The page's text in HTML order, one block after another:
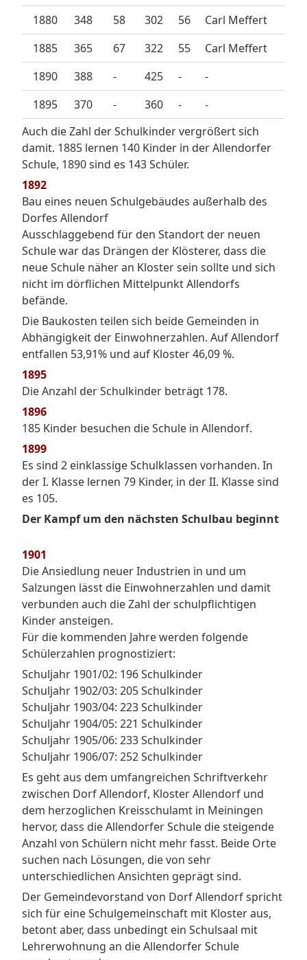
1880
348 58 302 56
Carl Meffert
1885
365 67 322 55
Carl Meffert
1890
388 - 425 -
-
1895
370 - 360 -
-
Auch die Zahl der Schulkinder vergrößert sich
damit. 1885 lernen 140 Kinder in der Allendorfer
Schule, 1890 sind es 143 Schüler.
1892
Bau eines neuen Schulgebäudes außerhalb des
Dorfes Allendorf
Ausschlaggebend für den Standort der neuen
Schule war das Drängen der Klösterer, dass die
neue Schule näher an Kloster sein sollte und sich
nicht im dörflichen Mittelpunkt Allendorfs
befände.
Die Baukosten teilen sich beide Gemeinden in
Abhängigkeit der Einwohnerzahlen. Auf Allendorf
entfallen 53,91% und auf Kloster 46,09 %.
1895
Die Anzahl der Schulkinder beträgt 178.
1896
185 Kinder besuchen die Schule in Allendorf.
1899
Es sind 2 einklassige Schulklassen vorhanden. In
der I. Klasse lernen 79 Kinder, in der II. Klasse sind
es 105.
Der Kampf um den nächsten Schulbau beginnt
1901
Die Ansiedlung neuer Industrien in und um
Salzungen lässt die Einwohnerzahlen und damit
verbunden auch die Zahl der schulpflichtigen
Kinder ansteigen.
Für die kommenden Jahre werden folgende
Schülerzahlen prognostiziert:
Schuljahr 1901/02: 196 Schulkinder
Schuljahr 1902/03: 205 Schulkinder
Schuljahr 1903/04: 223 Schulkinder
Schuljahr 1904/05: 221 Schulkinder
Schuljahr 1905/06: 233 Schulkinder
Schuljahr 1906/07: 252 Schulkinder
Es geht aus dem umfangreichen Schriftverkehr
zwischen Dorf Allendorf, Kloster Allendorf und
dem herzoglichen Kreisschulamt in Meiningen
hervor, dass die Allendorfer Schule die steigende
Anzahl von Schülern nicht mehr fasst. Beide Orte
suchen nach Lösungen, die von sehr
unterschiedlichen Ansichten geprägt sind.
Der Gemeindevorstand von Dorf Allendorf spricht
sich für eine Schulgemeinschaft mit Kloster aus,
betont aber, dass unbedingt ein Schulsaal mit
Lehrerwohnung an die Allendorfer Schule